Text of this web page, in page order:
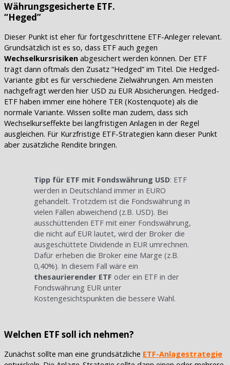
Währungsgesicherte ETF.
“Heged”
Dieser Punkt ist eher für fortgeschrittene ETF-Anleger relevant.
Grundsätzlich ist es so, dass ETF auch gegen
Wechselkursrisiken abgesichert werden können. Der ETF
trägt dann oftmals den Zusatz “Hedged” im Titel. Die Hedged-
Variante gibt es für verschiedene Zielwährungen. Am meisten
nachgefragt werden hier USD zu EUR Absicherungen. Hedged-
ETF haben immer eine höhere TER (Kostenquote) als die
normale Variante. Wissen sollte man zudem, dass sich
Wechselkurseffekte bei langfristigen Anlagen in der Regel
ausgleichen. Für Kurzfristige ETF-Strategien kann dieser Punkt
aber zusätzliche Rendite bringen.
Tipp für ETF mit Fondswährung USD: ETF
werden in Deutschland immer in EURO
gehandelt. Trotzdem ist die Fondswährung in
vielen Fällen abweichend (z.B. USD). Bei
ausschüttenden ETF mit einer Fondswährung,
die nicht auf EUR lautet, wird der Broker die
ausgeschüttete Dividende in EUR umrechnen.
Dafür erheben die Broker eine Marge (z.B.
0,40%). In diesem Fall wäre ein
thesaurierender ETF oder ein ETF in der
Fondswährung EUR unter
Kostengesichtspunkten die bessere Wahl.
Welchen ETF soll ich nehmen?
Zunächst sollte man eine grundsätzliche ETF-Anlagestrategie